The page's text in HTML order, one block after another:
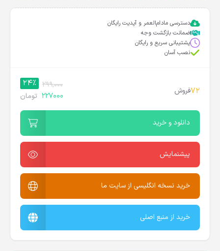
دسترسی مادام‌العمر و آپدیت رایگان
ضمانت بازگشت وجه
پشتیبانی سریع و رایگان
نصب آسان
72فروش
299,000
24%
227000 تومان
دانلود و خرید
پیشنمایش
خرید نسخه انگلیسی از سایت ما
خرید از منبع اصلی